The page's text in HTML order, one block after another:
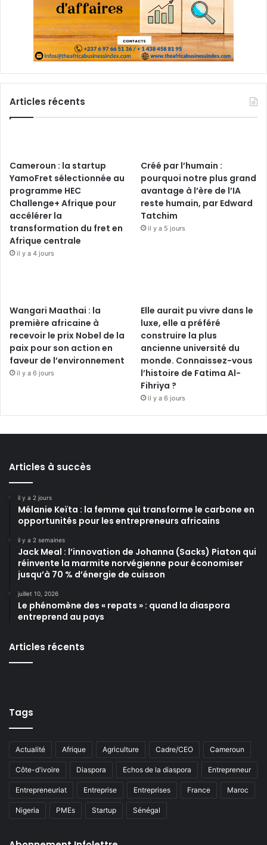
Articles récents
Cameroun : la startup
YamoFret sélectionnée au
programme HEC
Challenge+ Afrique pour
accélérer la
transformation du fret en
Afrique centrale
il y a 4 jours
Créé par l’humain :
pourquoi notre plus grand
avantage à l’ère de l’IA
reste humain, par Edward
Tatchim
il y a 5 jours
Wangari Maathai : la
première africaine à
recevoir le prix Nobel de la
paix pour son action en
faveur de l’environnement
il y a 6 jours
Elle aurait pu vivre dans le
luxe, elle a préféré
construire la plus
ancienne université du
monde. Connaissez-vous
l’histoire de Fatima Al-
Fihriya ?
il y a 6 jours
Articles à succès
il y a 2 jours
Mélanie Keïta : la femme qui transforme le carbone en
opportunités pour les entrepreneurs africains
il y a 2 semaines
Jack Meal : l’innovation de Johanna (Sacks) Piaton qui
réinvente la marmite norvégienne pour économiser
jusqu’à 70 % d’énergie de cuisson
juillet 10, 2026
Le phénomène des « repats » : quand la diaspora
entreprend au pays
Articles récents
Tags
Actualité Afrique Agriculture Cadre/CEO Cameroun
Côte-d'ivoire Diaspora Echos de la diaspora Entrepreneur
Entrepreneuriat Entreprise Entreprises France Maroc
Nigeria PMEs Startup Sénégal